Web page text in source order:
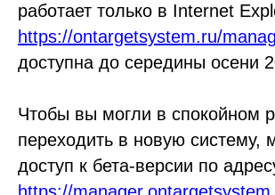
работает только в Internet
https://ontargetsystem.ru/
доступна до середины осени
Чтобы вы могли в спокойном
переходить в новую систему,
доступ к бета-версии по